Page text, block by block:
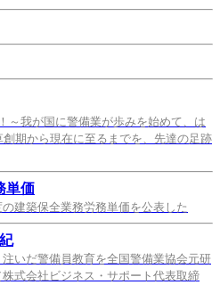
～我が国に警備業が歩みを始めて、は
期から現在に至るまでを、先達の足跡
単価
建築保全業務労務単価を公表した
いだ警備員教育を全国警備業協会元研
式会社ビジネス・サポート代表取締